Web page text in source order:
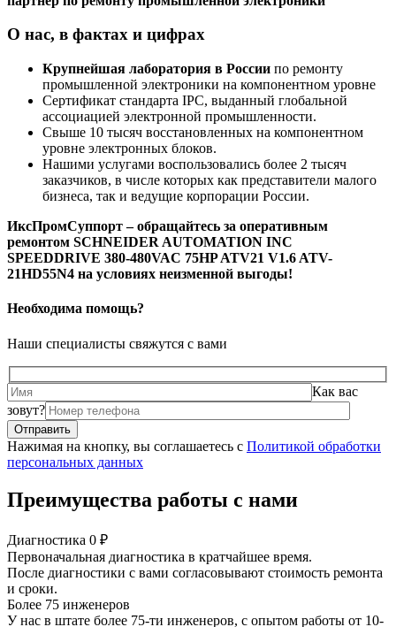
О нас, в фактах и цифрах
Крупнейшая лаборатория в России по ремонту
промышленной электроники на компонентном уровне
Сертификат стандарта IPC, выданный глобальной
ассоциацией электронной промышленности.
Свыше 10 тысяч восстановленных на компонентном
уровне электронных блоков.
Нашими услугами воспользовались более 2 тысяч
заказчиков, в числе которых как представители малого
бизнеса, так и ведущие корпорации России.
ИксПромСуппорт – обращайтесь за оперативным
ремонтом SCHNEIDER AUTOMATION INC
SPEEDDRIVE 380-480VAC 75HP ATV21 V1.6 ATV-
21HD55N4 на условиях неизменной выгоды!
Необходима помощь?
Наши специалисты свяжутся с вами
Как вас
зовут?
Нажимая на кнопку, вы соглашаетесь с Политикой обработки
персональных данных
Преимущества работы с нами
Диагностика 0 ₽
Первоначальная диагностика в кратчайшее время.
После диагностики с вами согласовывают стоимость ремонта
и сроки.
Более 75 инженеров
У нас в штате более 75-ти инженеров, с опытом работы от 10-